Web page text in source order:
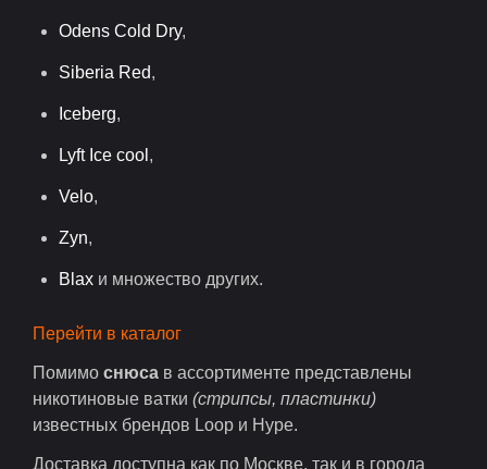
Odens Cold Dry,
Siberia Red,
Iceberg,
Lyft Ice cool ,
Velo,
Zyn,
Blax и множество других.
Перейти в каталог
Помимо снюса в ассортименте представлены
никотиновые ватки (стрипсы, пластинки)
известных брендов Loop и Hype.
Доставка доступна как по Москве, так и в города